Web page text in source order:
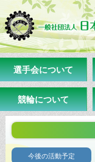
選手会について
競輪について
今後の活動予定